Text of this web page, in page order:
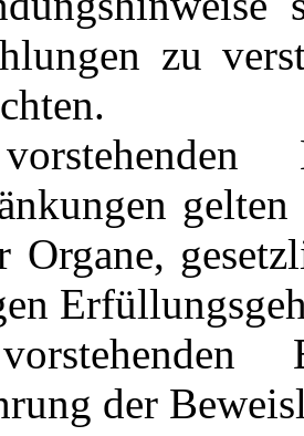
zu
Organe,
der